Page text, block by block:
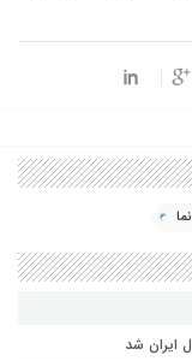
ایران شد